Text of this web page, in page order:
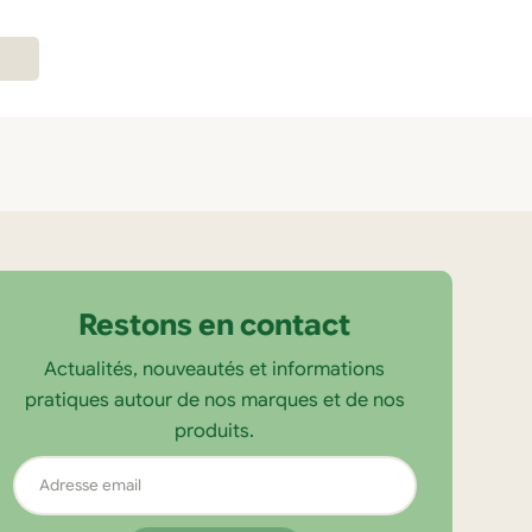
Restons en contact
Actualités, nouveautés et informations
pratiques autour de nos marques et de nos
produits.
Adresse
email